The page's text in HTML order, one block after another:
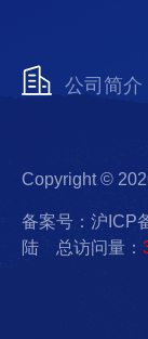
公司简介
Copyright ©
备案号：沪ICP
陆 总访问量：